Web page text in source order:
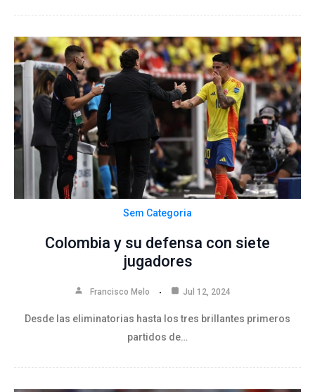
Sem Categoria
Colombia y su defensa con siete
jugadores
Francisco Melo Jul 12, 2024
Desde las eliminatorias hasta los tres brillantes primeros
partidos de…